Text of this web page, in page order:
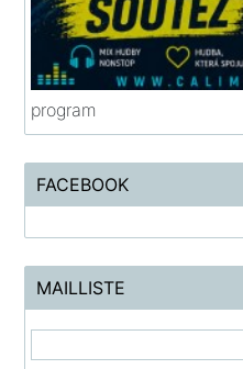
program
FACEBOOK
MAILLISTE